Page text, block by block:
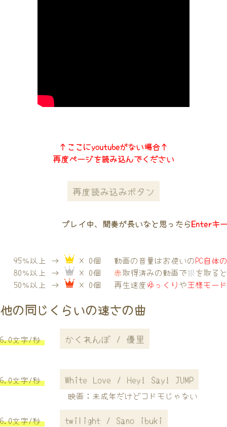
↑ここにyoutubeがない場合↑
再度ページを読み込んでください
再度読み込みボタン
プレイ中、間奏が長いなと思ったらEnterキ
95％以上 →
× 0個
80％以上 →
× 0個
50％以上 →
× 0個
動画の音量はお使いのPC自体
赤取得済みの動画で銀を取る
再生速度ゆっくりや王様モー
他の同じくらいの速さの曲
6.0文字/秒 かくれんぼ / 優里
6.0文字/秒 White Love / Hey! Say! JUMP
映画：未成年だけどコドモじゃない
6.0文字/秒 twilight / Sano ibuki